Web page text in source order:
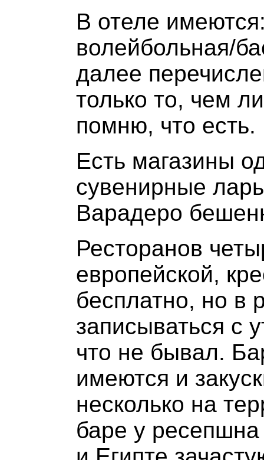
В отеле
волейбольная/
далее
только то, чем
помню, что есть.
Есть магазины
сувенирные
Варадеро
Ресторанов
европейской,
бесплатно, но в
записываться с
что не бывал.
имеются и
несколько на
баре у ресепшна